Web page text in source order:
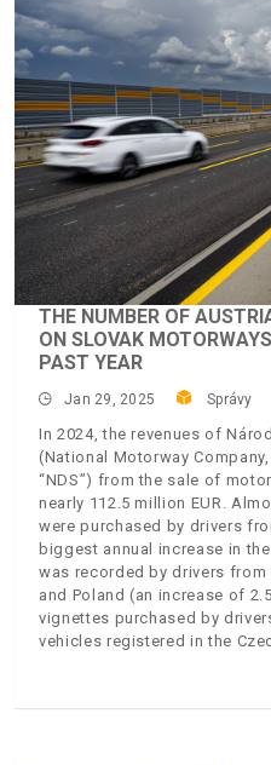
THE NUMBER OF
ON SLOVAK
PAST YEAR
Jan 29, 2025 Správy
In 2024, the revenues of
(National Motorway
“NDS”) from the sale of
nearly 112.5 million EUR.
were purchased by drivers
biggest annual increase in
was recorded by drivers from
and Poland (an increase of
vignettes purchased by
vehicles registered in the